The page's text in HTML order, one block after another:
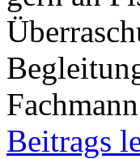
Beitrags